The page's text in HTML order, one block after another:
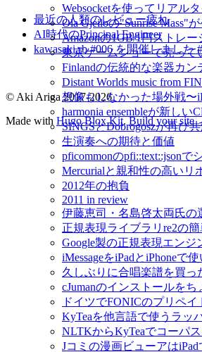
Websocketを使ってリアル
Ola Gjeiloの"Sunrise Mass"
Amazonの1GB/1円ストレ
東京ゲームショーで売って
Finlandの伝統的な楽器カ
Distant Worlds music from
想像もしなかった場外戦〜
harmonia ensembleが新し
SINGSとDobrogoszが再び
生演奏への期待と価値
pficommonのpfi::text::json
Mercurialと親和性の高いリ
2012年の抱負
2011 in review
伊藤恵司・名島啓太両氏
正規表現ライブラリre2の
Google製の正規表現エンジ
iMessageをiPadとiPhoneで
久しぶりに合唱楽譜を買っ
cJumanのインストールをち
ドイツでFONICのプリペ
KyTeaを他言語で使うラッ
NLTKからKyTeaでコーパ
Jコミの漫画ビューアはiPad
最近の人類のレビュー疲れ
AI時代のPrincipal Engineer
kawasaki.rb #006 を開催しました
© Aki Ariga 2017-2026
Made with Hugo Blox Kit.Build your site